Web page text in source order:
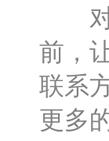
对
前，
联系
更多